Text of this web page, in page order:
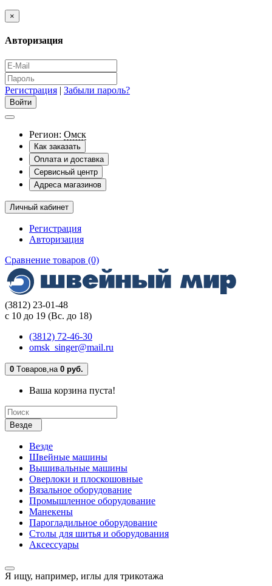
×
Авторизация
Регистрация | Забыли пароль?
Регион: Омск
Как заказать
Оплата и доставка
Сервисный центр
Адреса магазинов
Личный кабинет
Регистрация
Авторизация
Сравнение товаров (0)
(3812) 23-01-48
с 10 до 19 (Вс. до 18)
(3812) 72-46-30
omsk_singer@mail.ru
0 Tоваров,на 0 руб.
Ваша корзина пуста!
Везде
Везде
Швейные машины
Вышивальные машины
Оверлоки и плоскошовные
Вязальное оборудование
Промышленное оборудование
Манекены
Парогладильное оборудование
Столы для шитья и оборудования
Аксессуары
Я ищу, например, иглы для трикотажа